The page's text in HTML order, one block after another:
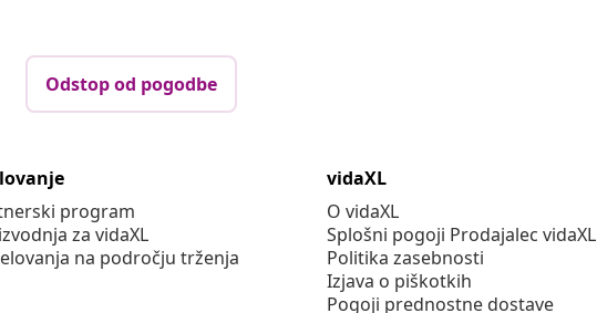
Odstop od pogodbe
program
za vidaXL
na področju trženja
vidaXL
O vidaXL
Splošni pogoji Prodajalec vidaXL
Politika zasebnosti
Izjava o piškotkih
Pogoji prednostne dostave